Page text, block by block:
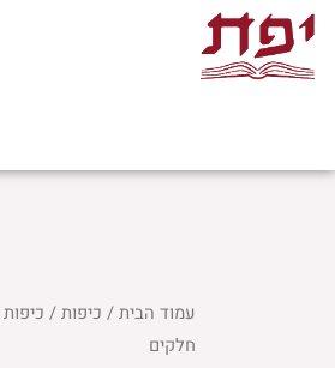
דילוג
לתוכן
עמוד הבית/ כיפות/
חלקים